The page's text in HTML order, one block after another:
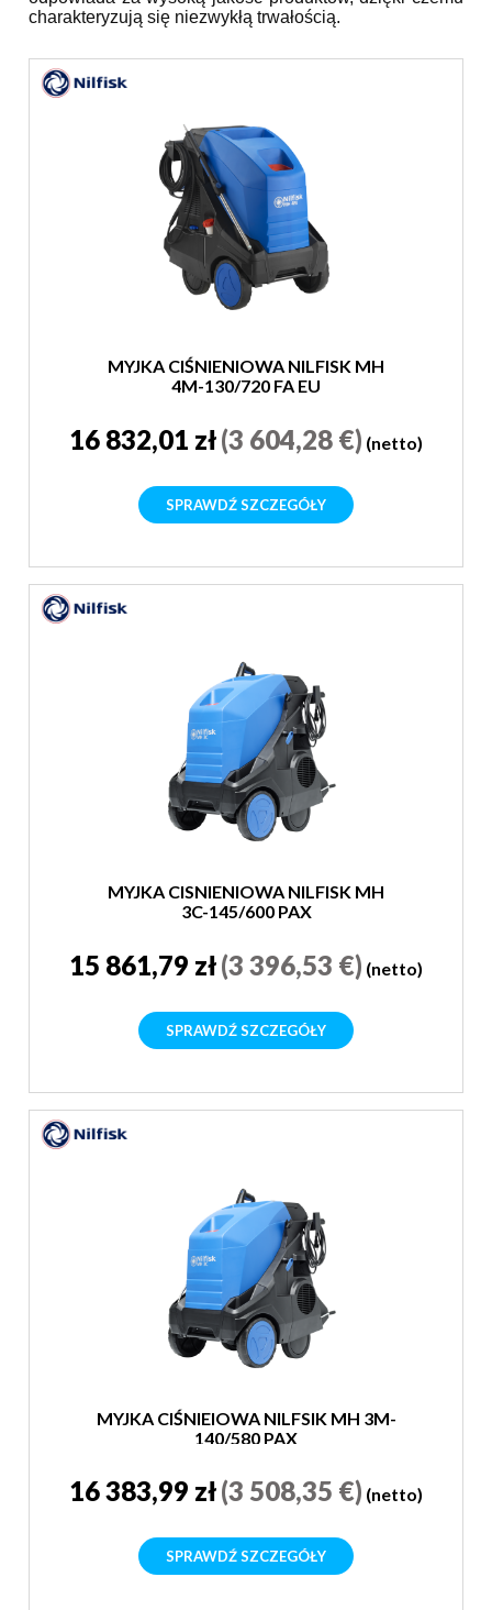
charakteryzują się niezwykłą trwałością.
MYJKA CIŚNIENIOWA NILFISK MH
4M-130/720 FA EU
16 832,01 zł(3 604,28 €) (netto)
SPRAWDŹ SZCZEGÓŁY
MYJKA CISNIENIOWA NILFISK MH
3C-145/600 PAX
15 861,79 zł(3 396,53 €) (netto)
SPRAWDŹ SZCZEGÓŁY
MYJKA CIŚNIEIOWA NILFSIK MH 3M-
140/580 PAX
16 383,99 zł(3 508,35 €) (netto)
SPRAWDŹ SZCZEGÓŁY